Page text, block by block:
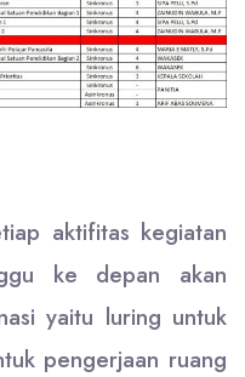
aktifitas kegiatan
ke depan akan
yaitu luring untuk
pengerjaan ruang